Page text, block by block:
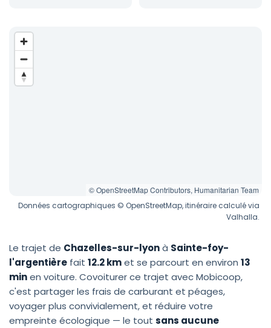
© OpenStreetMap Contributors, Humanitarian Team
Données cartographiques © OpenStreetMap, itinéraire calculé via
Valhalla.
Le trajet de Chazelles-sur-lyonà Sainte-foy-
l'argentière fait 12.2 kmet se parcourt en environ 13
minen voiture. Covoiturer ce trajet avec Mobicoop,
c'est partager les frais de carburant et péages,
voyager plus convivialement, et réduire votre
empreinte écologique — le tout sans aucune